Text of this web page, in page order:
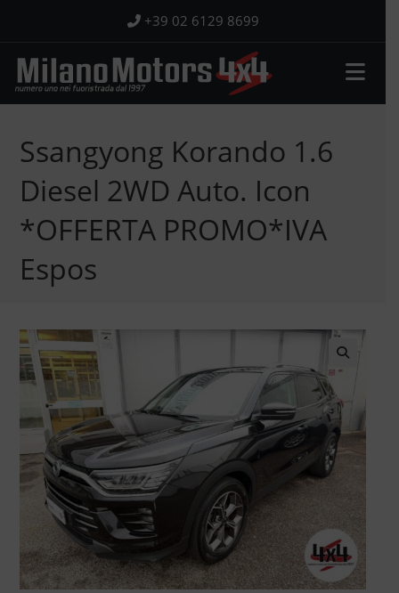
contenuto
+39 02 6129 8699
Ssangyong Korando 1.6
Diesel 2WD Auto. Icon
*OFFERTA PROMO*IVA
Espos